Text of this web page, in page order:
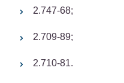
2.747-68;
2.709-89;
2.710-81.